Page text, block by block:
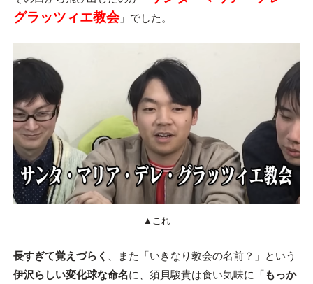
グラッツィエ教会」でした。
▲これ
長すぎて覚えづらく
、また「いきなり教会の名前？」という
伊沢らしい変化球な命名に、須貝駿貴は食い気味に「もっか